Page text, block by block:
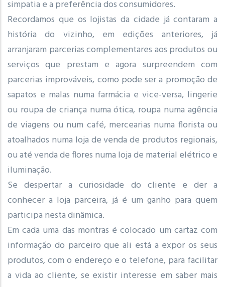
simpatia e a preferência dos consumidores.
Recordamos que os lojistas da cidade já contaram a
história do vizinho, em edições anteriores, já
arranjaram parcerias complementares aos produtos ou
serviços que prestam e agora surpreendem com
parcerias improváveis, como pode ser a promoção de
sapatos e malas numa farmácia e vice-versa, lingerie
ou roupa de criança numa ótica, roupa numa agência
de viagens ou num café, mercearias numa florista ou
atoalhados numa loja de venda de produtos regionais,
ou até venda de flores numa loja de material elétrico e
iluminação.
Se despertar a curiosidade do cliente e der a
conhecer a loja parceira, já é um ganho para quem
participa nesta dinâmica.
Em cada uma das montras é colocado um cartaz com
informação do parceiro que ali está a expor os seus
produtos, com o endereço e o telefone, para facilitar
a vida ao cliente, se existir interesse em saber mais